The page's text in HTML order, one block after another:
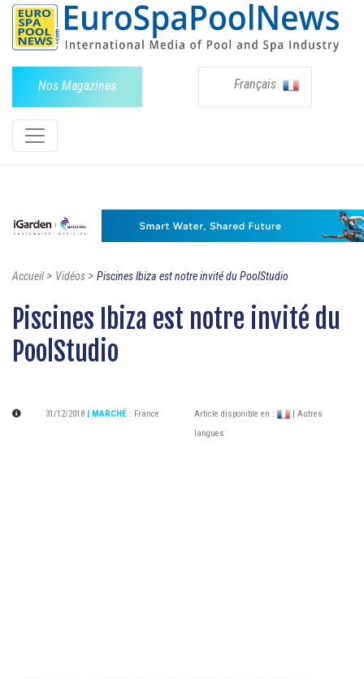
Nos Magazines Français
Accueil> Vidéos> Piscines Ibiza est notre invité du PoolStudio
Piscines Ibiza est notre invité du
PoolStudio
31/12/2018 | MARCHÉ : France Article disponible en :
| Autres
langues